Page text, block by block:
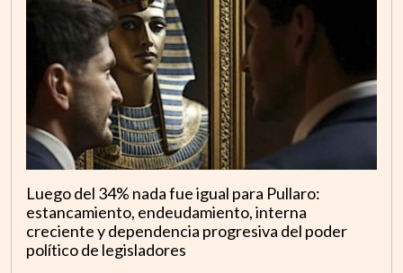
Luego del 34% nada fue igual para Pullaro:
estancamiento, endeudamiento, interna
creciente y dependencia progresiva del poder
político de legisladores